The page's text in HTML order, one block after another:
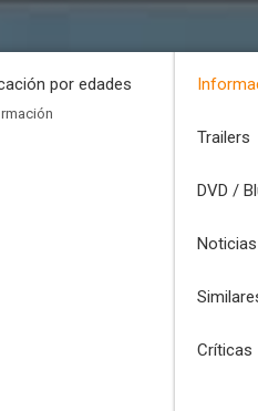
por edades
Trailers
DVD /
Noticias
Críticas